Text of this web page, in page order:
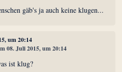
gäb's ja auch keine klugen...
um 20:14
08. Juli 2015, um 20:14
ist klug?